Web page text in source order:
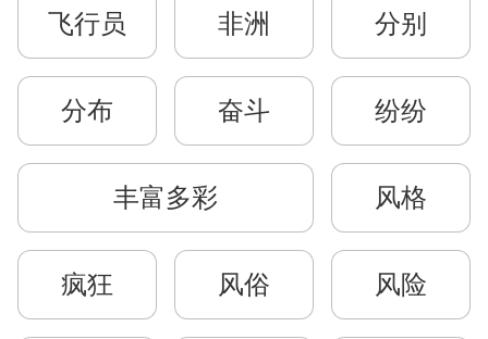
飞行员 非洲 分别
分布 奋斗 纷纷
丰富多彩 风格
疯狂 风俗 风险